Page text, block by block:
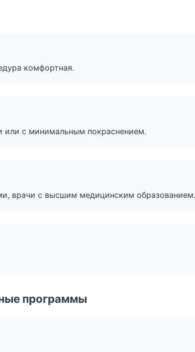
комфортная.
или с минимальным покраснением.
врачи с высшим медицинским образованием.
программы